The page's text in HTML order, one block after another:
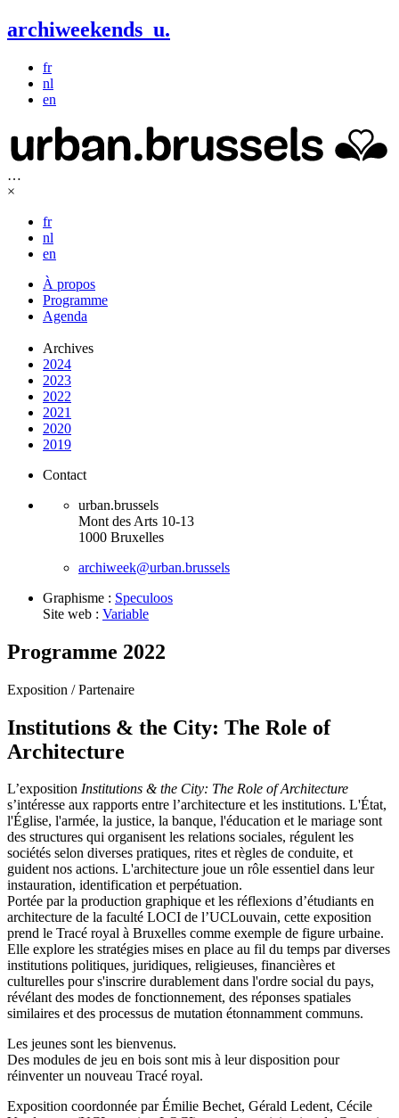
archiweekends u.
fr
nl
en
…
×
fr
nl
en
À propos
Programme
Agenda
Archives
2024
2023
2022
2021
2020
2019
Contact
urban.brussels
Mont des Arts 10-13
1000 Bruxelles
archiweek@urban.brussels
Graphisme : Speculoos
Site web : Variable
Programme 2022
Exposition /Partenaire
Institutions & the City: The Role of
Architecture
L’exposition Institutions & the City: The Role of Architecture
s’intéresse aux rapports entre l’architecture et les institutions. L'État,
l'Église, l'armée, la justice, la banque, l'éducation et le mariage sont
des structures qui organisent les relations sociales, régulent les
sociétés selon diverses pratiques, rites et règles de conduite, et
guident nos actions. L'architecture joue un rôle essentiel dans leur
instauration, identification et perpétuation.
Portée par la production graphique et les réflexions d’étudiants en
architecture de la faculté LOCI de l’UCLouvain, cette exposition
prend le Tracé royal à Bruxelles comme exemple de figure urbaine.
Elle explore les stratégies mises en place au fil du temps par diverses
institutions politiques, juridiques, religieuses, financières et
culturelles pour s'inscrire durablement dans l'ordre social du pays,
révélant des modes de fonctionnement, des réponses spatiales
similaires et des processus de mutation étonnamment communs.
Les jeunes sont les bienvenus.
Des modules de jeu en bois sont mis à leur disposition pour
réinventer un nouveau Tracé royal.
Exposition coordonnée par Émilie Bechet, Gérald Ledent, Cécile